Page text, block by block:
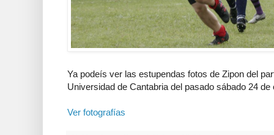
Ya podeís ver las estupendas fotos de Zipon del
Universidad de Cantabria del pasado sábado 24 de
Ver fotografías